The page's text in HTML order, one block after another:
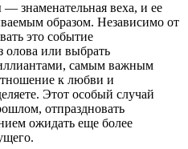
знаменательная веха, и ее
образом. Независимо от
это событие
или выбрать
самым важным
к любви и
Этот особый случай
отпраздновать
ожидать еще более